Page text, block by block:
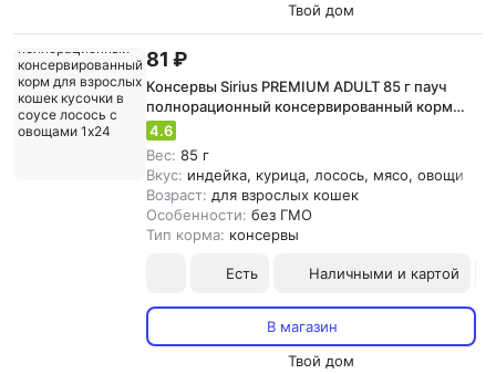
Твой дом
81 ₽
Консервы Sirius PREMIUM ADULT 85 г пауч
полнорационный консервированный корм
для взрослых кошек кусочки в соусе лосось с
овощами 1х24
4.6
Вес: 85 г
Вкус: индейка, курица, лосось, мясо, овощи
Возраст: для взрослых кошек
Особенности: без ГМО
Тип корма: консервы
Есть Наличными и картой
В магазин
Твой дом